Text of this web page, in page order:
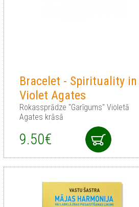
Bracelet - Spirituality in
Violet Agates
Rokassprādze "Garīgums" Violetā
Agates krāsā
9.50€